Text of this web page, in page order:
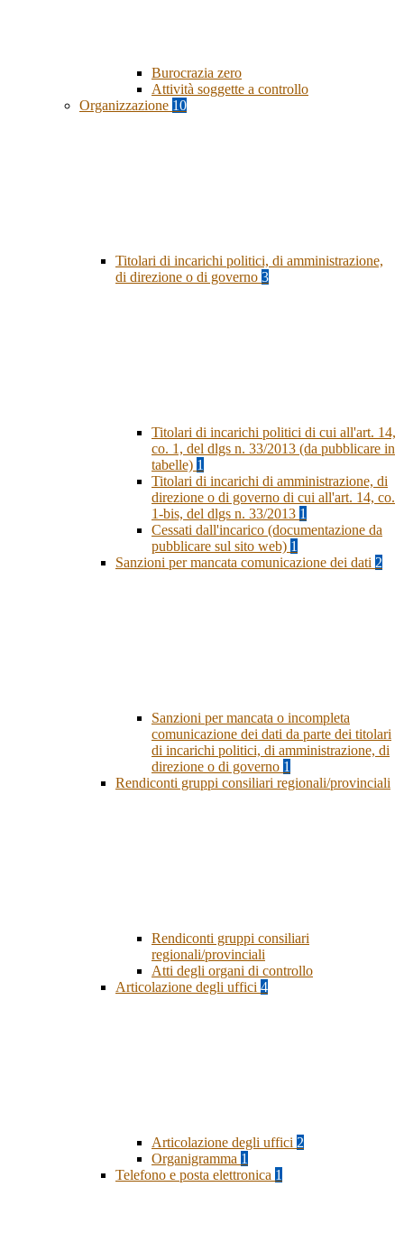
Burocrazia zero
Attività soggette a controllo
Organizzazione 10
Titolari di incarichi politici, di amministrazione,
di direzione o di governo 3
Titolari di incarichi politici di cui all'art. 14,
co. 1, del dlgs n. 33/2013 (da pubblicare in
tabelle) 1
Titolari di incarichi di amministrazione, di
direzione o di governo di cui all'art. 14, co.
1-bis, del dlgs n. 33/2013 1
Cessati dall'incarico (documentazione da
pubblicare sul sito web) 1
Sanzioni per mancata comunicazione dei dati 2
Sanzioni per mancata o incompleta
comunicazione dei dati da parte dei titolari
di incarichi politici, di amministrazione, di
direzione o di governo 1
Rendiconti gruppi consiliari regionali/provinciali
Rendiconti gruppi consiliari
regionali/provinciali
Atti degli organi di controllo
Articolazione degli uffici 4
Articolazione degli uffici 2
Organigramma 1
Telefono e posta elettronica 1